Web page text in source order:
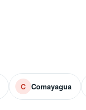
C Comayagua